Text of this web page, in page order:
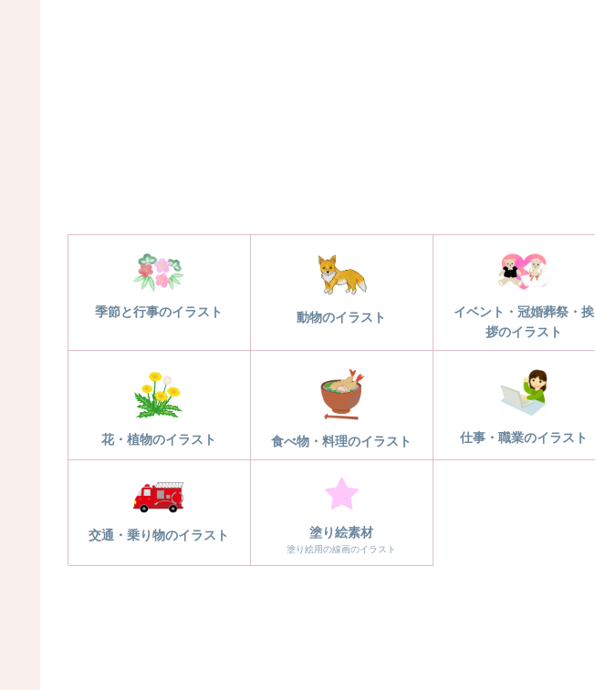
季節と行事のイラスト 動物のイラスト
イベント・冠婚葬祭・挨
拶のイラスト
花・植物のイラスト 食べ物・料理のイラスト 仕事・職業のイラスト
交通・乗り物のイラスト 塗り絵素材
塗り絵用の線画のイラスト